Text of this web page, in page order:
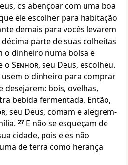
os abençoar com uma boa
ele escolher para habitação
demais para vocês levarem
parte de suas colheitas
o dinheiro numa bolsa e
o Senhor, seu Deus, escolheu.
o dinheiro para comprar
bois, ovelhas,
bebida fermentada. Então,
, seu Deus, comam e alegrem-
27 E não se esqueçam de
cidade, pois eles não
de terra como herança